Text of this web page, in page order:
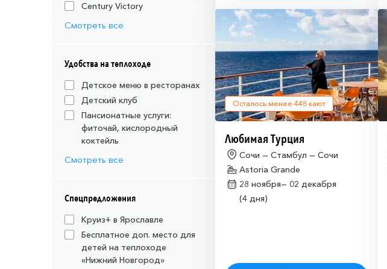
Century Victory
Смотреть все
Удобства на теплоходе
Детское меню в ресторанах
Детский клуб
Пансионатные услуги:
фиточай, кислородный
коктейль
Смотреть все
Спецпредложения
Круиз+ в Ярославле
Бесплатное доп. место для
детей на теплоходе
«Нижний Новгород»
Осталось менее 448 кают
Любимая Турция
Сочи — Стамбул — Сочи
Astoria Grande
28 ноября— 02 декабря
(4 дня)